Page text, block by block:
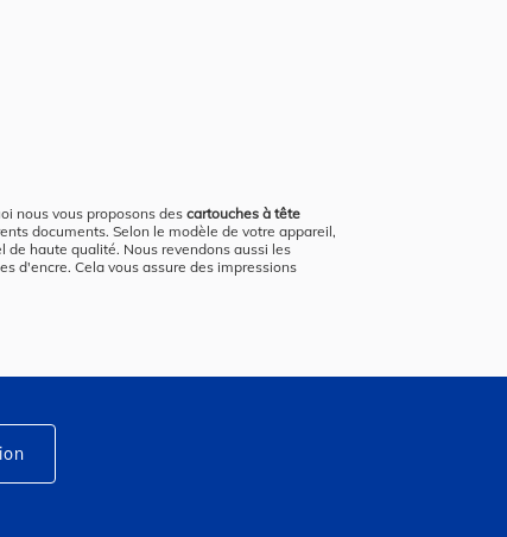
nous vous proposons des cartouches à tête
documents. Selon le modèle de votre appareil,
de haute qualité. Nous revendons aussi les
d'encre. Cela vous assure des impressions